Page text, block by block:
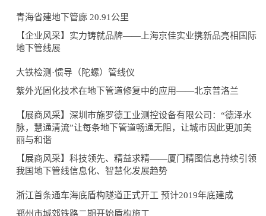
青海省建地下管廊 20.91公里
【企业风采】实力铸就品牌——上海京佳实业携新品亮相国际
地下管线展
大铁检测·惯导（陀螺）管线仪
紫外光固化技术在地下管道修复中的应用——北京普洛兰
【展商风采】深圳市施罗德工业测控设备有限公司：“德泽水
脉，慧通清流”让每条地下管道畅通无阻，让城市因此更加美
丽与和谐
【展商风采】科技领先、精益求精——厦门精图信息持续引领
我国地下管线信息化、智慧化发展趋势​
浙江首条通车海底盾构隧道正式开工 预计2019年底建成
郑州市城郊铁路二期开始盾构施工